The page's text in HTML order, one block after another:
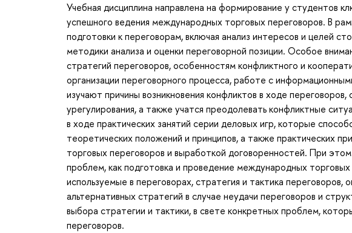
Учебная дисциплина направлена на формирование у студентов
успешного ведения международных торговых переговоров. В
подготовки к переговорам, включая анализ интересов и целей
методики анализа и оценки переговорной позиции. Особое
стратегий переговоров, особенностям конфликтного и
организации переговорного процесса, работе с
изучают причины возникновения конфликтов в ходе
урегулирования, а также учатся преодолевать конфликтные
в ходе практических занятий серии деловых игр, которые
теоретических положений и принципов, а также практических
торговых переговоров и выработкой договоренностей. При
проблем, как подготовка и проведение международных
используемые в переговорах, стратегия и тактика
альтернативных стратегий в случае неудачи переговоров и
выбора стратегии и тактики, в свете конкретных проблем,
переговоров.